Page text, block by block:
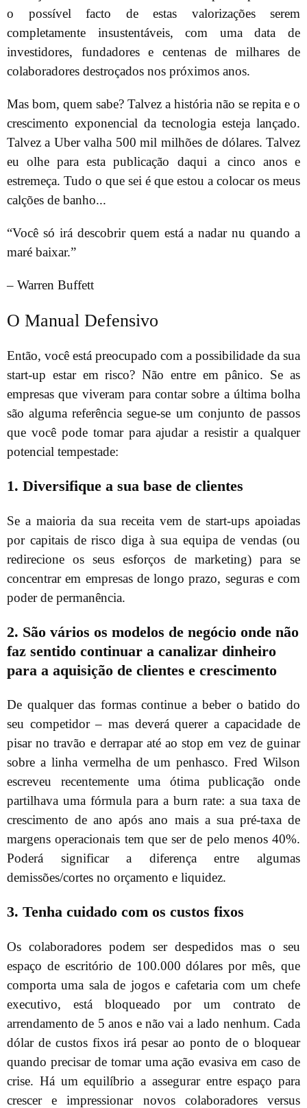
o possível facto de estas valorizações serem
completamente insustentáveis, com uma data de
investidores, fundadores e centenas de milhares de
colaboradores destroçados nos próximos anos.
Mas bom, quem sabe? Talvez a história não se repita e o
crescimento exponencial da tecnologia esteja lançado.
Talvez a Uber valha 500 mil milhões de dólares. Talvez
eu olhe para esta publicação daqui a cinco anos e
estremeça. Tudo o que sei é que estou a colocar os meus
calções de banho...
“Você só irá descobrir quem está a nadar nu quando a
maré baixar.”
– Warren Buffett
O Manual Defensivo
Então, você está preocupado com a possibilidade da sua
start-up estar em risco? Não entre em pânico. Se as
empresas que viveram para contar sobre a última bolha
são alguma referência segue-se um conjunto de passos
que você pode tomar para ajudar a resistir a qualquer
potencial tempestade:
1. Diversifique a sua base de clientes
Se a maioria da sua receita vem de start-ups apoiadas
por capitais de risco diga à sua equipa de vendas (ou
redirecione os seus esforços de marketing) para se
concentrar em empresas de longo prazo, seguras e com
poder de permanência.
2. São vários os modelos de negócio onde não
faz sentido continuar a canalizar dinheiro
para a aquisição de clientes e crescimento
De qualquer das formas continue a beber o batido do
seu competidor – mas deverá querer a capacidade de
pisar no travão e derrapar até ao stop em vez de guinar
sobre a linha vermelha de um penhasco. Fred Wilson
escreveu recentemente uma ótima publicação onde
partilhava uma fórmula para a burn rate: a sua taxa de
crescimento de ano após ano mais a sua pré-taxa de
margens operacionais tem que ser de pelo menos 40%.
Poderá significar a diferença entre algumas
demissões/cortes no orçamento e liquidez.
3. Tenha cuidado com os custos fixos
Os colaboradores podem ser despedidos mas o seu
espaço de escritório de 100.000 dólares por mês, que
comporta uma sala de jogos e cafetaria com um chefe
executivo, está bloqueado por um contrato de
arrendamento de 5 anos e não vai a lado nenhum. Cada
dólar de custos fixos irá pesar ao ponto de o bloquear
quando precisar de tomar uma ação evasiva em caso de
crise. Há um equilíbrio a assegurar entre espaço para
crescer e impressionar novos colaboradores versus